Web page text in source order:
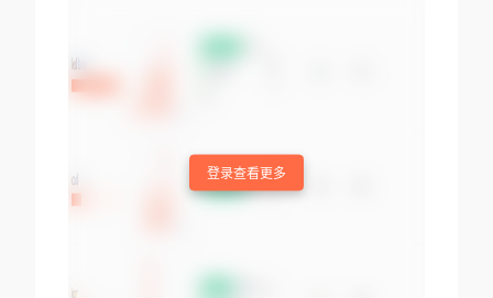
登录查看更多